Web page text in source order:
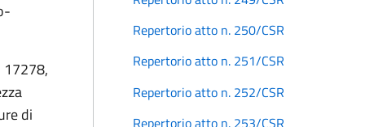
17278,
di
Repertorio atto n. 250/CSR
Repertorio atto n. 251/CSR
Repertorio atto n. 252/CSR
Repertorio atto n. 253/CSR